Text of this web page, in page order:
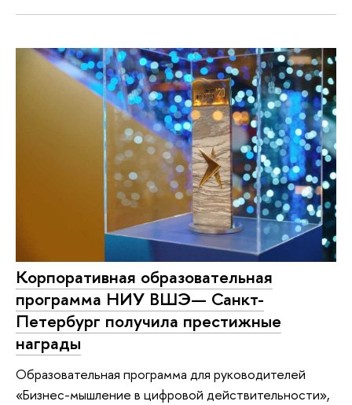
Корпоративная образовательная
программа НИУ ВШЭ— Санкт-
Петербург получила престижные
награды
Образовательная программа для руководителей
«Бизнес-мышление в цифровой действительности»,